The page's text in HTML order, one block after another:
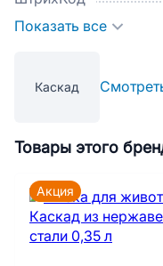
Показать все
Каскад
Товары этого
Акция